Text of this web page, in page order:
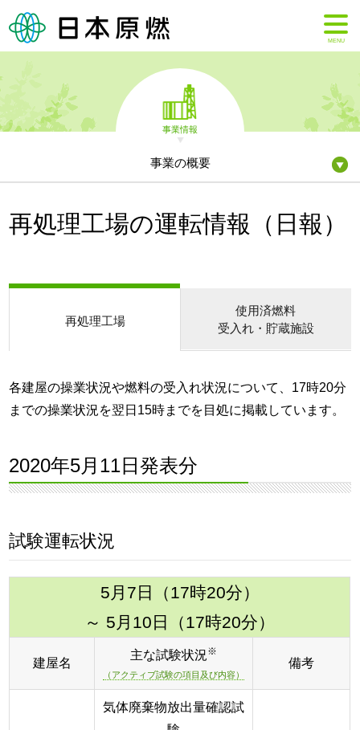
MENU
事業情報
事業の概要
再処理工場の運転情報（日報）
再処理工場
使用済燃料
受入れ・貯蔵施設
各建屋の操業状況や燃料の受入れ状況について、17時20分
までの操業状況を翌日15時までを目処に掲載しています。
2020年5月11日発表分
試験運転状況
5月7日（17時20分）
～ 5月10日（17時20分）
建屋名
主な試験状況※
（アクティブ試験の項目及び内容）
備考
気体廃棄物放出量確認試